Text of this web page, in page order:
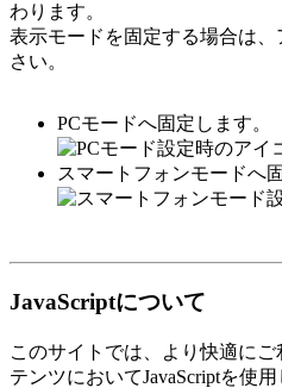
わります。
表示モードを固定する場合は
さい。
PCモードへ固定します。
スマートフォンモードへ
JavaScriptについて
このサイトでは、より快適に
テンツにおいてJavaScriptを使用